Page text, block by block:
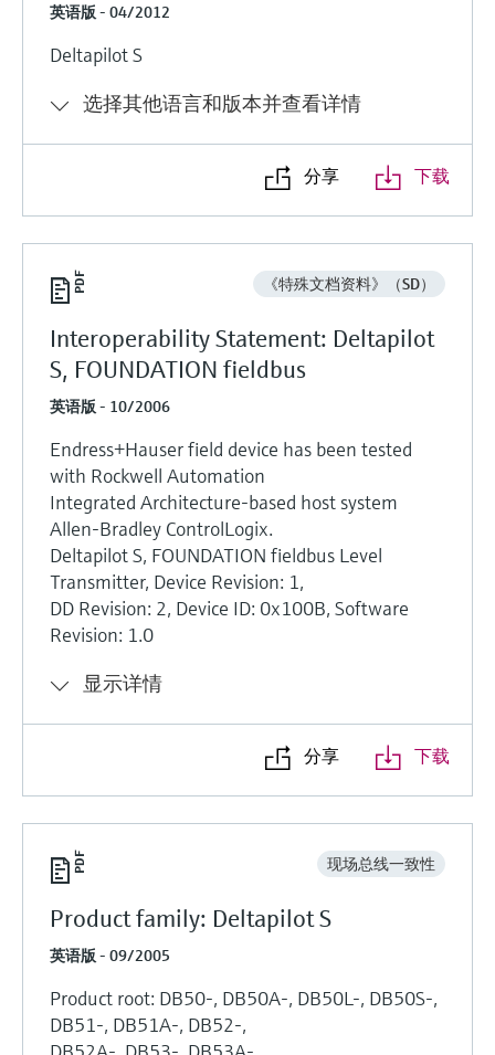
英语版 - 04/2012
Deltapilot S
选择其他语言和版本并查看详情
分享 下载
《特殊文档资料》（SD）
Interoperability Statement: Deltapilot
S, FOUNDATION fieldbus
英语版 - 10/2006
Endress+Hauser field device has been tested
with Rockwell Automation
Integrated Architecture-based host system
Allen-Bradley ControlLogix.
Deltapilot S, FOUNDATION fieldbus Level
Transmitter, Device Revision: 1,
DD Revision: 2, Device ID: 0x100B, Software
Revision: 1.0
显示详情
分享 下载
现场总线一致性
Product family: Deltapilot S
英语版 - 09/2005
Product root: DB50-, DB50A-, DB50L-, DB50S-,
DB51-, DB51A-, DB52-,